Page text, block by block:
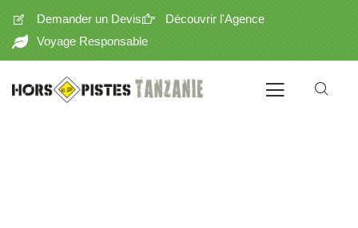
Demander un Devis
Découvrir l'Agence
Voyage Responsable